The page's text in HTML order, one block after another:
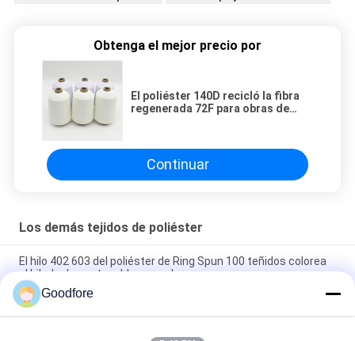
Obtenga el mejor precio por
El poliéster 140D recicló la fibra
regenerada 72F para obras de
Continuar
Los demás tejidos de poliéster
El hilo 402 603 del poliéster de Ring Spun 100 teñidos colorea
el hilado de costura blanqueado
cinta que teje blanca de 280d semi Matt Spandex Yarn
Filament Industrial
Goodfore